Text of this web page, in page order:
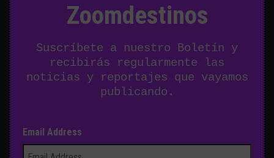
Zoomdestinos
Suscríbete a nuestro Boletín y
recibirás regularmente las
noticias y reportajes que vayamos
publicando.
Email Address